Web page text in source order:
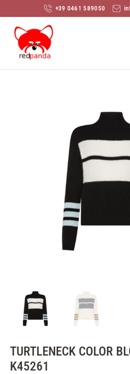
+39 0461 589050
TURTLENECK COLOR
K45261